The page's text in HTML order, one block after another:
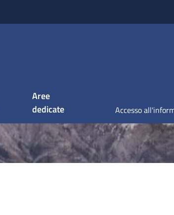
Aree
dedicate